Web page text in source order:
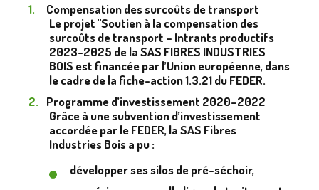
Compensation des surcoûts de transport
Le projet "Soutien à la compensation des
surcoûts de transport – Intrants productifs
2023-2025 de la SAS FIBRES INDUSTRIES
BOIS est financée par l’Union européenne, dans
le cadre de la fiche-action 1.3.21 du FEDER.
Programme d’investissement 2020–2022
Grâce à une subvention d’investissement
accordée par le FEDER, la SAS Fibres
Industries Bois a pu :
développer ses silos de pré-séchoir,